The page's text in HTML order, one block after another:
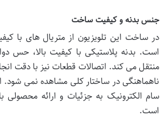
جنس بدنه و کیفیت ساخت
در ساخت این تلویزیون از متریال های با
است. بدنه پلاستیکی با کیفیت بالا، حس
منتقل می کند. اتصالات قطعات نیز با دقت
ناهماهنگی در ساختار کلی مشاهده نمی شود.
سام الکترونیک به جزئیات و ارائه محصولی
است.